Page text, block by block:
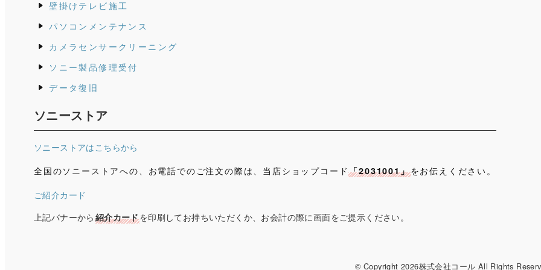
壁掛けテレビ施工
パソコンメンテナンス
カメラセンサークリーニング
ソニー製品修理受付
データ復旧
ソニーストア
ソニーストアはこちらから
全国のソニーストアへの、お電話でのご注文の際は、当店ショップコード「2031001」をお伝えください。
ご紹介カード
上記バナーから紹介カードを印刷してお持ちいただくか、お会計の際に画面をご提示ください。
© Copyright 2026株式会社コール All Rights